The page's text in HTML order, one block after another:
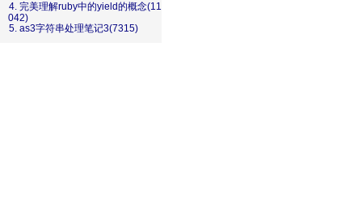
4. 完美理解ruby中的yield的概念(11
042)
5. as3字符串处理笔记3(7315)